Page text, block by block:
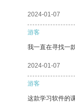
2024-01-07
游客
我一直在寻找一
2024-01-07
游客
这款学习软件的